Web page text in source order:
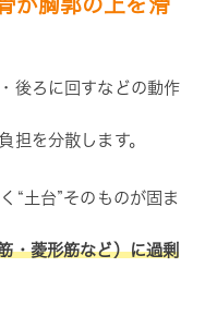
が胸郭の上を滑
後ろに回すなどの動作
担を分散します。
“土台”そのものが固ま
・菱形筋など）に過剰